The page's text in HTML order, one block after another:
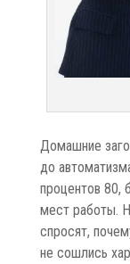
Домашние
до
процентов 80,
мест работы.
спросят,
не сошлись